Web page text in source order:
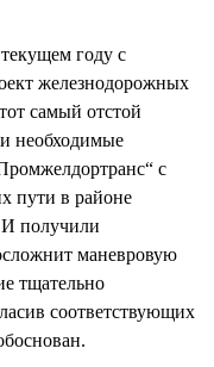
году с
железнодорожных
самый отстой
необходимые
с
пути в районе
И получили
маневровую
тщательно
соответствующих